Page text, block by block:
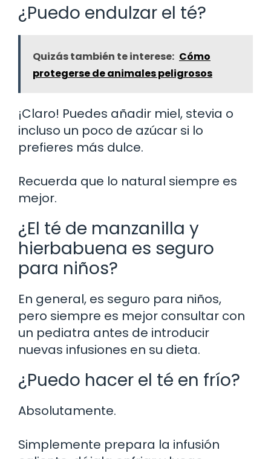
¿Puedo endulzar el té?
Quizás también te interese: Cómo
protegerse de animales peligrosos
¡Claro! Puedes añadir miel, stevia o
incluso un poco de azúcar si lo
prefieres más dulce.
Recuerda que lo natural siempre es
mejor.
¿El té de manzanilla y
hierbabuena es seguro
para niños?
En general, es seguro para niños,
pero siempre es mejor consultar con
un pediatra antes de introducir
nuevas infusiones en su dieta.
¿Puedo hacer el té en frío?
Absolutamente.
Simplemente prepara la infusión